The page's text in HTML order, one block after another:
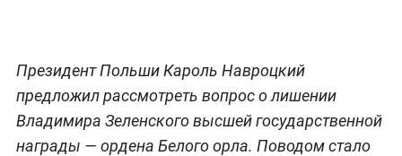
Президент Польши Кароль Навроцкий
предложил рассмотреть вопрос о лишении
Владимира Зеленского высшей государственной
награды — ордена Белого орла. Поводом стало